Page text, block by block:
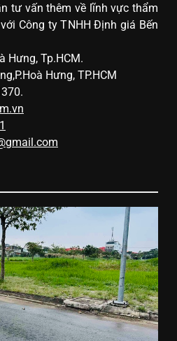
tư vấn thêm về lĩnh vực thẩm
Công ty TNHH Định giá Bến
Hưng, Tp.HCM.
Hưng, TP.HCM